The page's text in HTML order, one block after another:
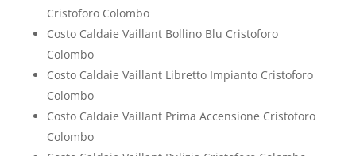
Cristoforo Colombo
Costo Caldaie Vaillant Bollino Blu Cristoforo
Colombo
Costo Caldaie Vaillant Libretto Impianto Cristoforo
Colombo
Costo Caldaie Vaillant Prima Accensione Cristoforo
Colombo